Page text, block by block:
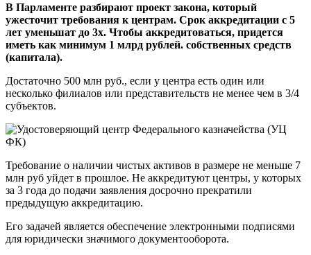
В Парламенте разбирают проект закона, который
ужесточит требования к центрам. Срок аккредитации с 5
лет уменьшат до 3х. Чтобы аккредитоваться, придется
иметь как минимум 1 млрд рублей. собственных средств
(капитала).
Достаточно 500 млн руб., если у центра есть один или
несколько филиалов или представительств не менее чем в 3/4
субъектов.
Требование о наличии чистых активов в размере не меньше 7
млн руб уйдет в прошлое. Не аккредитуют центры, у которых
за 3 года до подачи заявления досрочно прекратили
предыдущую аккредитацию.
Его задачей является обеспечение электронными подписями
для юридически значимого документооборота.